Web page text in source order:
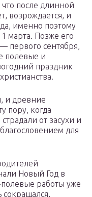
после длинной
возрождается, и
именно поэтому
марта. Позже его
первого сентября,
полевые и
праздник
и древние
пору, когда
от засухи и
для
Новый Год в
полевые работы уже